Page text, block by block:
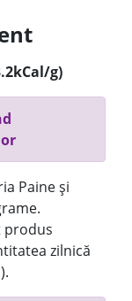
g)
Paine și
produs
zilnică